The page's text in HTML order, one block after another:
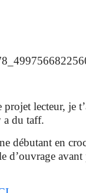
projet lecteur, je
a du taff.
débutant en
d’ouvrage avant